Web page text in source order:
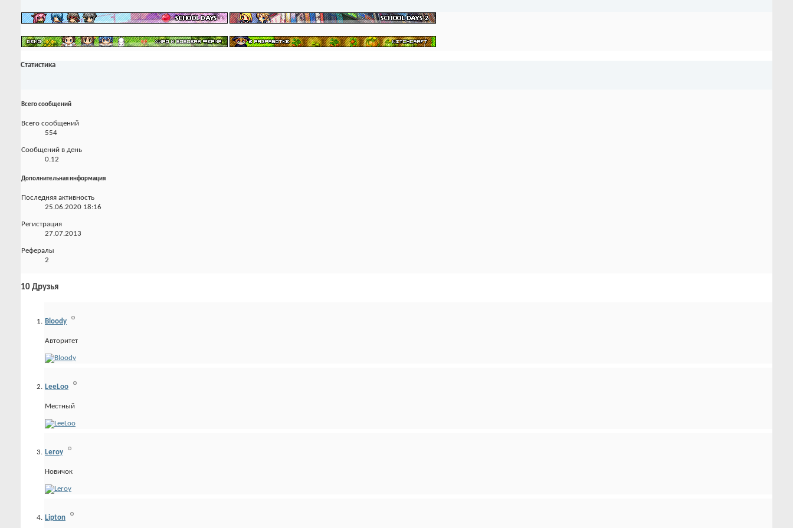
Статистика
Всего сообщений
Всего сообщений
554
Сообщений в день
0.12
Дополнительная информация
Последняя активность
25.06.2020 18:16
Регистрация
27.07.2013
Рефералы
2
10 Друзья
Bloody
Авторитет
LeeLoo
Местный
Leroy
Новичок
Lipton